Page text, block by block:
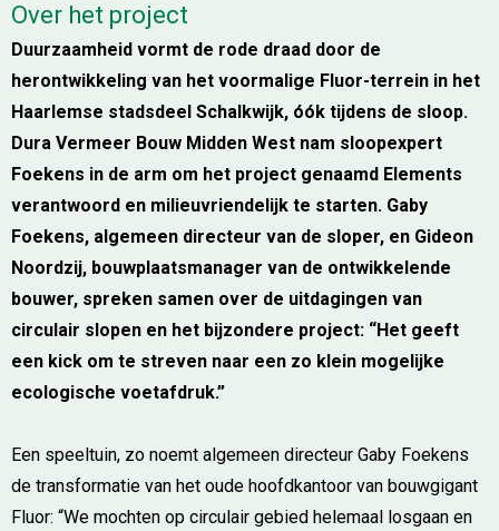
Over het project
Duurzaamheid vormt de rode draad door de
herontwikkeling van het voormalige Fluor-terrein in het
Haarlemse stadsdeel Schalkwijk, óók tijdens de sloop.
Dura Vermeer Bouw Midden West nam sloopexpert
Foekens in de arm om het project genaamd Elements
verantwoord en milieuvriendelijk te starten. Gaby
Foekens, algemeen directeur van de sloper, en Gideon
Noordzij, bouwplaatsmanager van de ontwikkelende
bouwer, spreken samen over de uitdagingen van
circulair slopen en het bijzondere project: “Het geeft
een kick om te streven naar een zo klein mogelijke
ecologische voetafdruk.”
Een speeltuin, zo noemt algemeen directeur Gaby Foekens
de transformatie van het oude hoofdkantoor van bouwgigant
Fluor: “We mochten op circulair gebied helemaal losgaan en